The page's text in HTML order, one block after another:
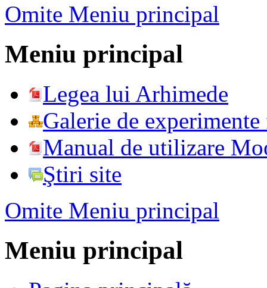
Omite Meniu principal
Meniu principal
Legea lui Arhimede
Galerie de
Manual de utilizare
Ştiri site
Omite Meniu principal
Meniu principal